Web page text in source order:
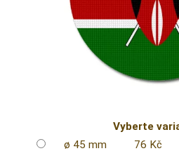
Vyberte
ø 45 mm
76 Kč